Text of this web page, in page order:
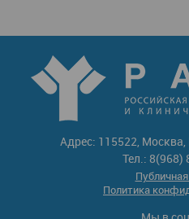
Адрес: 115522,
Тел.: 8(968)
Политика